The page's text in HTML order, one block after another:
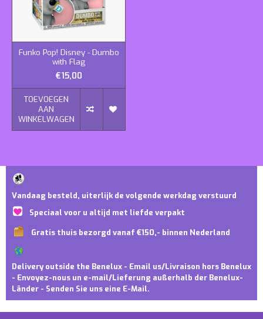
Funko Pop! Disney - Dumbo
with Flag
€15,00
TOEVOEGEN
AAN
WINKELWAGEN
Vandaag besteld, uiterlijk de volgende werkdag verstuurd
Speciaal voor u altijd met liefde verpakt
Gratis thuis bezorgd vanaf €150,- binnen Nederland
Delivery outside the Benelux - Email us/Livraison hors Benelux
- Envoyez-nous un e-mail/Lieferung außerhalb der Benelux-
Länder - Senden Sie uns eine E-Mail.